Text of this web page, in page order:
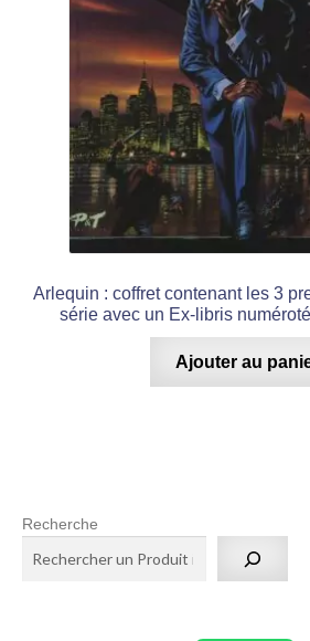
Arlequin : coffret contenant les 3
série avec un Ex-libris
Ajouter au
Recherche